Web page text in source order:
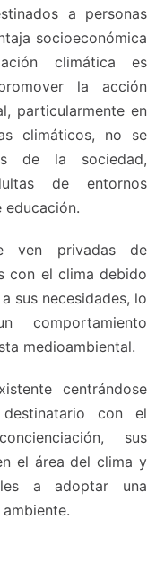
a personas
socioeconómica
climática es
la acción
particularmente en
climáticos, no se
de la sociedad,
de entornos
ven privadas de
con el clima debido
sus necesidades, lo
medioambiental.
centrándose
con el
sus
el área del clima y
a adoptar una